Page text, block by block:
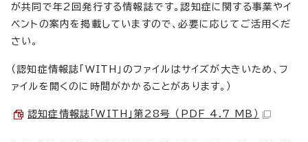
が共同で年2回発行する情報誌です。認知症に関する事業やイ
ベントの案内を掲載していますので、必要に応じてご活用くだ
さい。
（認知症情報誌「WITH」のファイルはサイズが大きいため、フ
ァイルを開くのに時間がかかることがあります。）
認知症情報誌「WITH」第28号 （PDF 4.7 MB）